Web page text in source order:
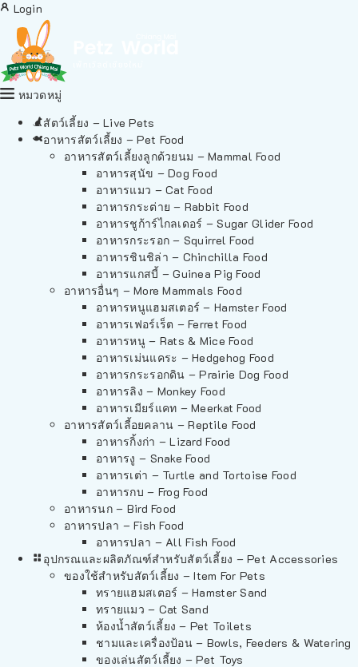
Login
หมวดหมู่
สัตว์เลี้ยง – Live Pets
อาหารสัตว์เลี้ยง – Pet Food
อาหารสัตว์เลี้ยงลูกด้วยนม – Mammal Food
อาหารสุนัข – Dog Food
อาหารแมว – Cat Food
อาหารกระต่าย – Rabbit Food
อาหารชูก้าร์ไกลเดอร์ – Sugar Glider Food
อาหารกระรอก – Squirrel Food
อาหารชินชิล่า – Chinchilla Food
อาหารแกสบี้ – Guinea Pig Food
อาหารอื่นๆ – More Mammals Food
อาหารหนูแฮมสเตอร์ – Hamster Food
อาหารเฟอร์เร็ต – Ferret Food
อาหารหนู – Rats & Mice Food
อาหารเม่นแคระ – Hedgehog Food
อาหารกระรอกดิน – Prairie Dog Food
อาหารลิง – Monkey Food
อาหารเมียร์แคท – Meerkat Food
อาหารสัตว์เลี้อยคลาน – Reptile Food
อาหารกิ้งก่า – Lizard Food
อาหารงู – Snake Food
อาหารเต่า – Turtle and Tortoise Food
อาหารกบ – Frog Food
อาหารนก – Bird Food
อาหารปลา – Fish Food
อาหารปลา – All Fish Food
อุปกรณและผลิตภัณฑ์สำหรับสัตว์เลี้ยง – Pet Accessories
ของใช้สำหรับสัตว์เลี้ยง – Item For Pets
ทรายแฮมสเตอร์ – Hamster Sand
ทรายแมว – Cat Sand
ห้องน้ำสัตว์เลี้ยง – Pet Toilets
ชามและเครื่องป้อน – Bowls, Feeders & Watering
ของเล่นสัตว์เลี้ยง – Pet Toys